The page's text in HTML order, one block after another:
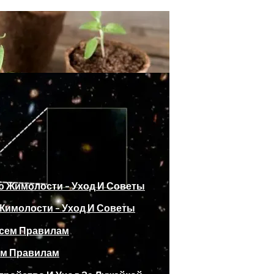
Года По Лунному Календарю
– Уход И Советы
Правилам